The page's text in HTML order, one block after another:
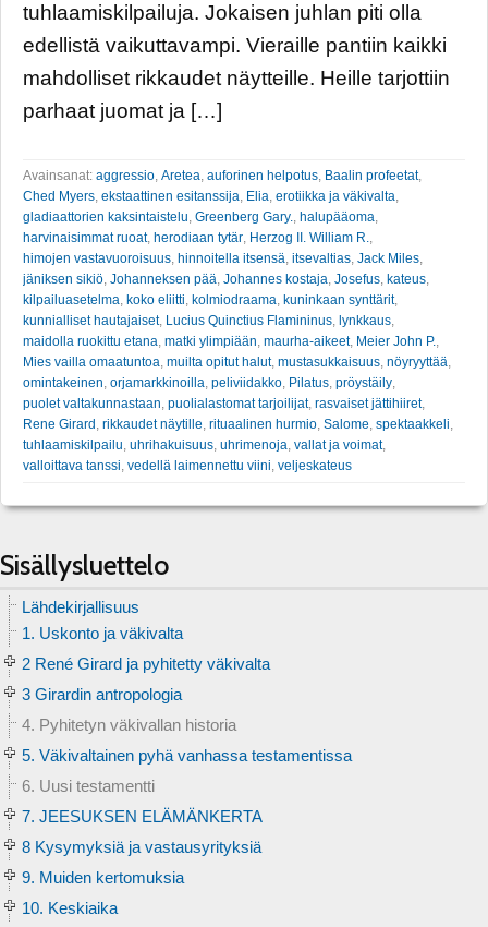
tuhlaamiskilpailuja. Jokaisen juhlan piti olla
edellistä vaikuttavampi. Vieraille pantiin kaikki
mahdolliset rikkaudet näytteille. Heille tarjottiin
parhaat juomat ja […]
Avainsanat: aggressio Aretea auforinen helpotus Baalin profeetat,
Ched Myers ekstaattinen esitanssija Elia erotiikka ja väkivalta
gladiaattorien kaksintaistelu Greenberg Gary. halupääoma
harvinaisimmat ruoat, herodiaan tytär Herzog II. William R.
himojen vastavuoroisuus hinnoitella itsensä itsevaltias Jack Miles
jäniksen sikiö Johanneksen pää Johannes kostaja Josefus kateus
kilpailuasetelma koko eliitti kolmiodraama kuninkaan synttärit,
kunnialliset hautajaiset, Lucius Quinctius Flamininus lynkkaus
maidolla ruokittu etana matki ylimpiään maurha-aikeet, Meier John P.
Mies vailla omaatuntoa muilta opitut halut, mustasukkaisuus nöyryyttää
omintakeinen orjamarkkinoilla peliviidakko Pilatus pröystäily
puolet valtakunnastaan puolialastomat tarjoilijat, rasvaiset jättihiiret,
Rene Girard rikkaudet näytille rituaalinen hurmio Salome spektaakkeli
tuhlaamiskilpailu uhrihakuisuus uhrimenoja vallat ja voimat,
valloittava tanssi vedellä laimennettu viini veljeskateus
Sisällysluettelo
Lähdekirjallisuus
1. Uskonto ja väkivalta
2 René Girard ja pyhitetty väkivalta
3 Girardin antropologia
4. Pyhitetyn väkivallan historia
5. Väkivaltainen pyhä vanhassa testamentissa
6. Uusi testamentti
7. JEESUKSEN ELÄMÄNKERTA
8 Kysymyksiä ja vastausyrityksiä
9. Muiden kertomuksia
10. Keskiaika